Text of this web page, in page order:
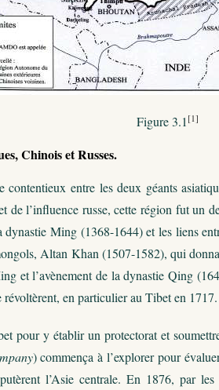
Figure 3.1 [1]
Chinois et Russes.
entre les deux géants
de l’influence russe, cette région fut un
Ming (1368-1644) et les liens
Altan Khan (1507-1582), qui
et l’avènement de la dynastie Qing
révoltèrent, en particulier au Tibet en 1717.
pour y établir un protectorat et
) commença à l’explorer pour
l’Asie centrale. En 1876, par